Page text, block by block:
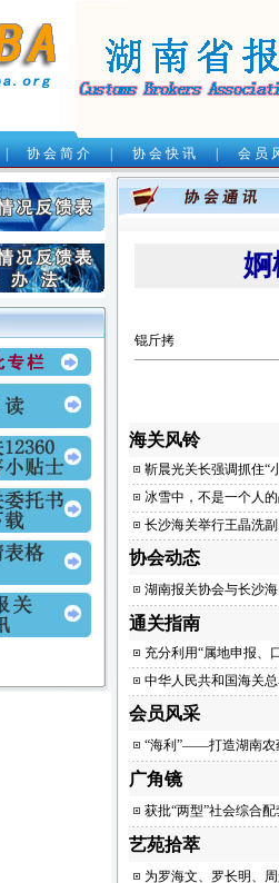
| 协 会 简 介 | 协 会 快 讯 | 会 员
婀
锟斤拷
海关风铃
靳晨光关长强调抓住“
冰雪中，不是一个人
长沙海关举行王晶洗
协会动态
湖南报关协会与长沙
通关指南
充分利用“属地申报、
中华人民共和国海关
会员风采
“海利”——打造湖南农
广角镜
获批“两型”社会综合
艺苑拾萃
为罗海文、罗长明、